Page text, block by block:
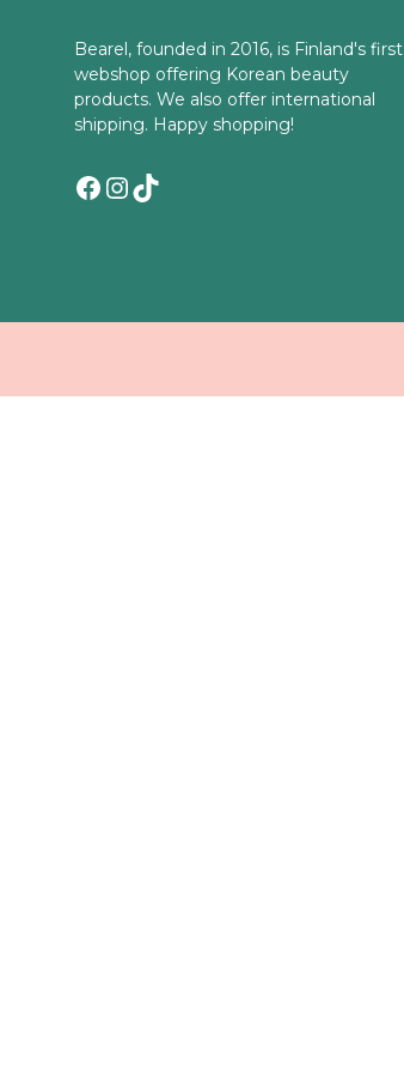
Bearel, founded in 2016, is Finland's first
webshop offering Korean beauty
products. We also offer international
shipping. Happy shopping!
Facebook
Instagram
TikTok